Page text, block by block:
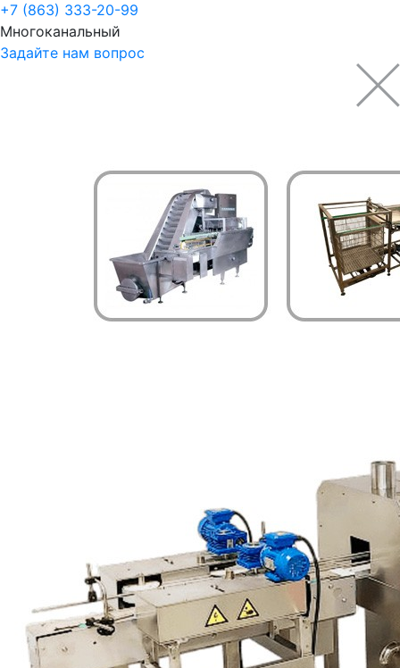
+7 (863) 333-20-99
Многоканальный
Задайте нам вопрос